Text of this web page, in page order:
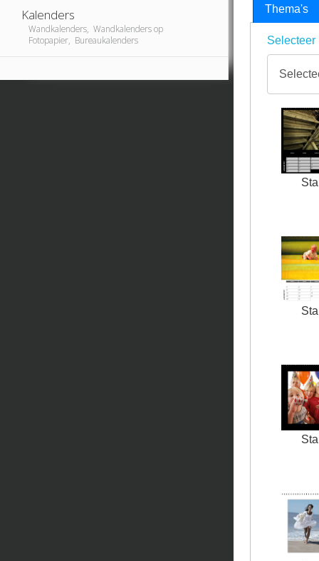
Kalenders
Wandkalenders, Wandkalenders op
Fotopapier, Bureaukalenders
Thema's
Selecteer